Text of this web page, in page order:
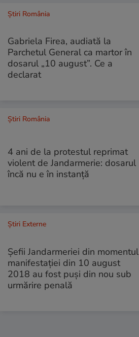
Știri România
Gabriela Firea, audiată la
Parchetul General ca martor în
dosarul „10 august”. Ce a
declarat
Știri România
4 ani de la protestul reprimat
violent de Jandarmerie: dosarul
încă nu e în instanță
Știri Externe
Șefii Jandarmeriei din momentul
manifestației din 10 august
2018 au fost puși din nou sub
urmărire penală